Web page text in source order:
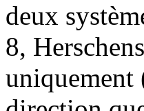
deux
8,
uniquement